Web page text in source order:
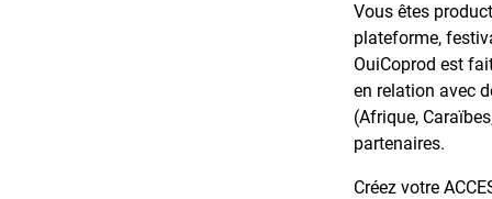
Vous êtes
plateforme,
OuiCoprod est
en relation avec
(Afrique,
partenaires.
Créez votre